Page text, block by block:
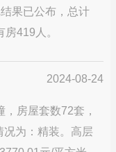
果已公布，总计
419人。
2024-08-24
房屋套数72套，
为：精装。高层